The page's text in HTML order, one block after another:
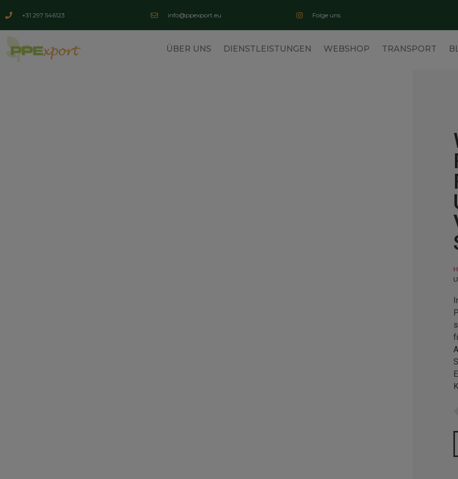
+31 297 546123 info@ppexport.eu Folge uns
ÜBER UNS DIENSTLEISTUNGEN WEBSHOP TRANSPORT